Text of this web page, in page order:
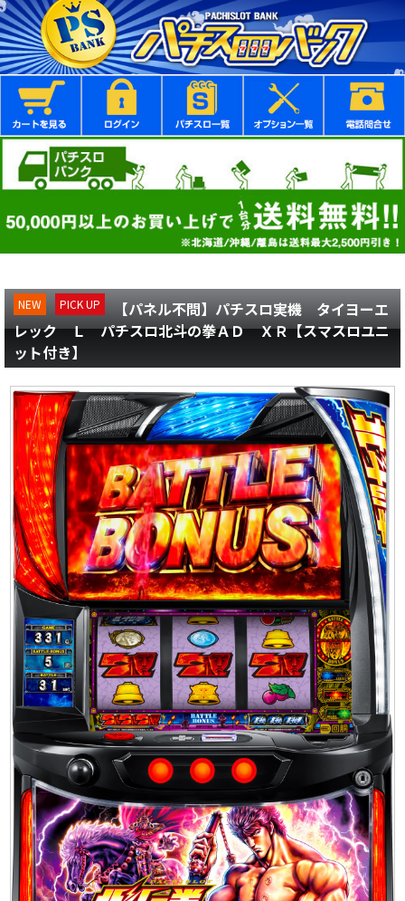
NEW PICK UP
【パネル不問】パチスロ実機 タイヨーエ
レック Ｌ パチスロ北斗の拳ＡＤ ＸＲ【スマスロユニ
ット付き】